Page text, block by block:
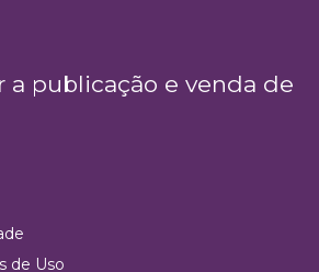
a publicação e venda de
de Uso